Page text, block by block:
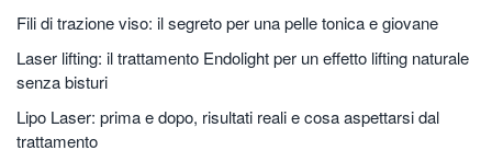
Fili di trazione viso: il segreto per una pelle tonica e giovane
Laser lifting: il trattamento Endolight per un effetto lifting naturale
senza bisturi
Lipo Laser: prima e dopo, risultati reali e cosa aspettarsi dal
trattamento